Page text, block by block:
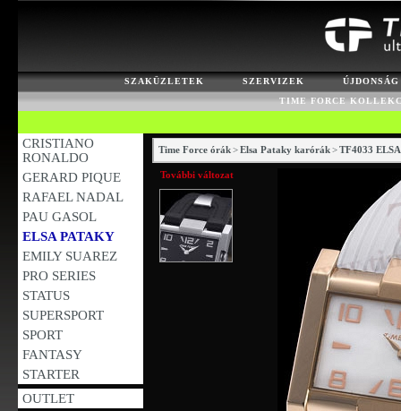
SZAKÜZLETEK SZERVIZEK
ÚJDONSÁG
TIME FORCE
CRISTIANO
RONALDO
GERARD PIQUE
RAFAEL NADAL
PAU GASOL
ELSA PATAKY
EMILY SUAREZ
PRO SERIES
STATUS
SUPERSPORT
SPORT
FANTASY
STARTER
OUTLET
Time Force órák>Elsa Pataky karórák>TF4033
További változat